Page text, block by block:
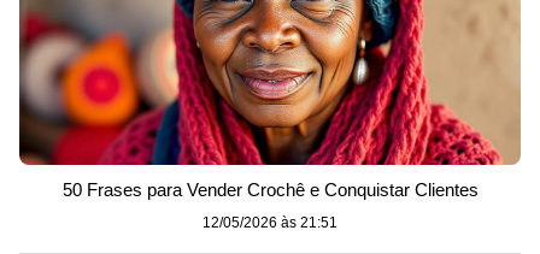
50 Frases para Vender Crochê e Conquistar Clientes
12/05/2026 às 21:51